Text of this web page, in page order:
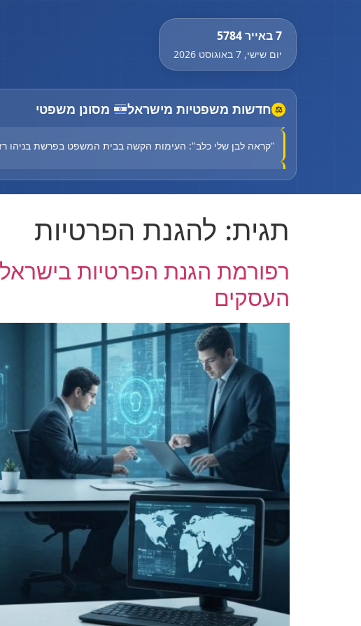
7 באייר 5784
יום שישי, 7 באוגוסט 2026
⚖ חדשות משפטיות מישראל מסונן משפטי 85 שנה אחרי שיהודים נשרפו חיים בבית הכנסת: ההיסטוריון ניצול השואה הלך לעולמו בגיל 100
הוארך מעצרו של החשוד שפצע גבר באורח בינוני בירי בעוספיא
החשוד באונס בת 18 בבת ים: "היא באה אליי לבד - אני חף מפשע"
Court halts Knesset Finance C'ttee transfers
85 שנה אחרי שיהודים נשרפו חיים בבית הכנסת: ההיסטוריון ניצול השואה הלך לעולמו בגיל 100
"קראה לבן שלי כלב": העימות הקשה בבית המשפט בפרשת בניהו רזי
"נקנה על ידי יהודים"? הסערה שמטלטלת את הימין החדש בבריטניה
גבר כבן 30 במצב אנוש לאחר שרכבו התנגש בגדר בירושלים
הוארך מעצרו של החשוד שפצע גבר באורח בינוני בירי בעוספיא
החשוד באונס בת 18 בבת ים: "היא באה אליי לבד - אני חף מפשע"
Court halts Knesset Finance C'ttee transfers
תגית: להגנת הפרטיות
העסקים